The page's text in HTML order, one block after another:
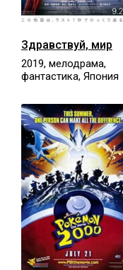
Здравствуй, мир
2019, мелодрама,
фантастика, Япония